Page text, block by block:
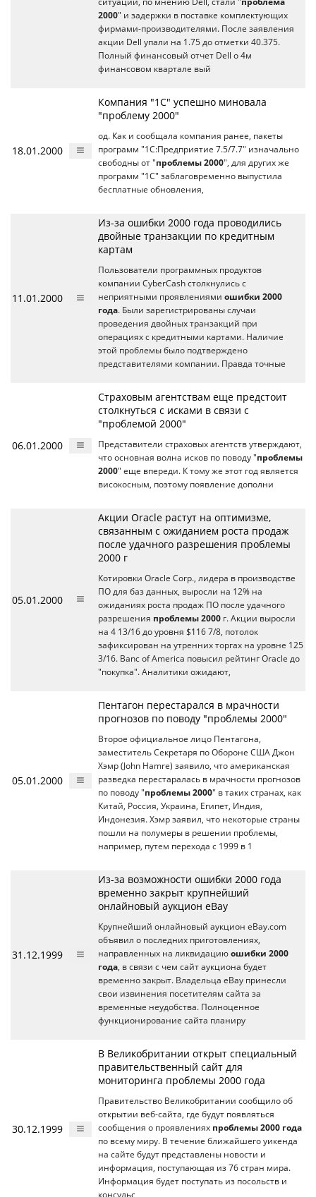
2000" и задержки в поставке комплектующих
фирмами-производителями. После заявления
акции Dell упали на 1.75 до отметки 40.375.
Полный финансовый отчет Dell о 4м
финансовом квартале вый
18.01.2000
Компания "1С" успешно миновала
"проблему 2000"
од. Как и сообщала компания ранее, пакеты
программ "1С:Предприятие 7.5/7.7" изначально
свободны от "проблемы 2000", для других же
программ "1С" заблаговременно выпустила
бесплатные обновления,
11.01.2000
Из-за ошибки 2000 года проводились
двойные транзакции по кредитным
картам
Пользователи программных продуктов
компании CyberCash столкнулись с
неприятными проявлениями ошибки 2000
года. Были зарегистрированы случаи
проведения двойных транзакций при
операциях с кредитными картами. Наличие
этой проблемы было подтверждено
представителями компании. Правда точные
06.01.2000
Страховым агентствам еще предстоит
столкнуться с исками в связи с
"проблемой 2000"
Представители страховых агентств утверждают,
что основная волна исков по поводу "проблемы
2000" еще впереди. К тому же этот год является
високосным, поэтому появление дополни
05.01.2000
Акции Oracle растут на оптимизме,
связанным с ожиданием роста продаж
после удачного разрешения проблемы
2000 г
Котировки Oracle Corp., лидера в производстве
ПО для баз данных, выросли на 12% на
ожиданиях роста продаж ПО после удачного
разрешения проблемы 2000 г. Акции выросли
на 4 13/16 до уровня $116 7/8, потолок
зафиксирован на утренних торгах на уровне 125
3/16. Banc of America повысил рейтинг Oracle до
"покупка". Аналитики ожидают,
05.01.2000
Пентагон перестарался в мрачности
прогнозов по поводу "проблемы 2000"
Второе официальное лицо Пентагона,
заместитель Секретаря по Обороне США Джон
Хэмр (John Hamre) заявило, что американская
разведка перестаралась в мрачности прогнозов
по поводу "проблемы 2000" в таких странах, как
Китай, Россия, Украина, Египет, Индия,
Индонезия. Хэмр заявил, что некоторые страны
пошли на полумеры в решении проблемы,
например, путем перехода с 1999 в 1
31.12.1999
Из-за возможности ошибки 2000 года
временно закрыт крупнейший
онлайновый аукцион eBay
Крупнейший онлайновый аукцион eBay.com
объявил о последних приготовлениях,
направленных на ликвидацию ошибки 2000
года, в связи с чем сайт аукциона будет
временно закрыт. Владельца eBay принесли
свои извинения посетителям сайта за
временные неудобства. Полноценное
функционирование сайта планиру
30.12.1999
В Великобритании открыт специальный
правительственный сайт для
мониторинга проблемы 2000 года
Правительство Великобритании сообщило об
открытии веб-сайта, где будут появляться
сообщения о проявлениях проблемы 2000 года
по всему миру. В течение ближайшего уикенда
на сайте будут представлены новости и
информация, поступающая из 76 стран мира.
Информация будет поступать из посольств и
консульс